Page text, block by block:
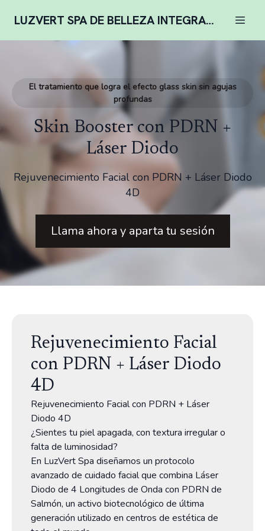
LUZVERT SPA DE BELLEZA INTEGRAL COMPLENTARIA
El tratamiento que logra el efecto glass skin sin agujas
profundas
Skin Booster con PDRN +
Láser Diodo
Rejuvenecimiento Facial con PDRN + Láser Diodo
4D
Llama ahora y aparta tu sesión
Rejuvenecimiento Facial
con PDRN + Láser Diodo
4D
Rejuvenecimiento Facial con PDRN + Láser
Diodo 4D
¿Sientes tu piel apagada, con textura irregular o
falta de luminosidad?
En LuzVert Spa diseñamos un protocolo
avanzado de cuidado facial que combina Láser
Diodo de 4 Longitudes de Onda con PDRN de
Salmón, un activo biotecnológico de última
generación utilizado en centros de estética de